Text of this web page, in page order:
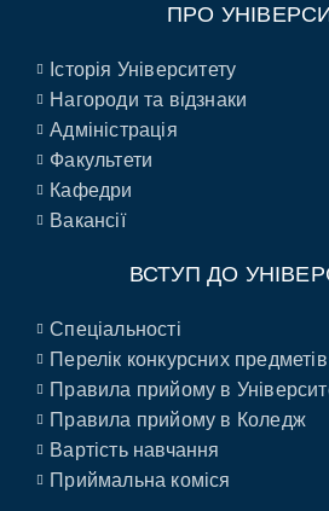
ПРО
Історія Університету
Нагороди та відзнаки
Адміністрація
Факультети
Кафедри
Вакансії
ВСТУП ДО
Спеціальності
Перелік конкурсних предметів
Правила прийому в
Правила прийому в Коледж
Вартість навчання
Приймальна коміся